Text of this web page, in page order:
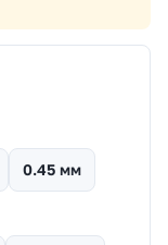
0.45 мм